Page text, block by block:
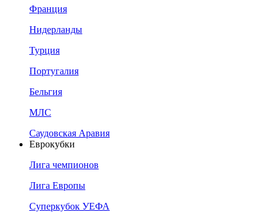
Франция
Нидерланды
Турция
Португалия
Бельгия
МЛС
Саудовская Аравия
Еврокубки
Лига чемпионов
Лига Европы
Суперкубок УЕФА